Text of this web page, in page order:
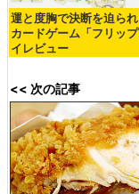
運と度胸で決断を迫ら
カードゲーム「フリッ
イレビュー
<< 次の記事